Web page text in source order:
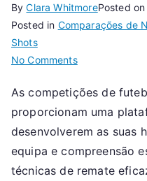
ByClara WhitmorePosted
Posted in Comparações de
Shots
No Commentson
de
Escola
Secundária:
Competição,
As competições de
proporcionam uma
desenvolverem as suas
equipa e compreensão
técnicas de remate